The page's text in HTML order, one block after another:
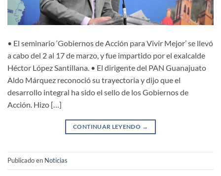
• El seminario ‘Gobiernos de Acción para Vivir Mejor’ se llevó
a cabo del 2 al 17 de marzo, y fue impartido por el exalcalde
Héctor López Santillana. • El dirigente del PAN Guanajuato
Aldo Márquez reconoció su trayectoria y dijo que el
desarrollo integral ha sido el sello de los Gobiernos de
Acción. Hizo […]
CONTINUAR LEYENDO →
Publicado en Noticias